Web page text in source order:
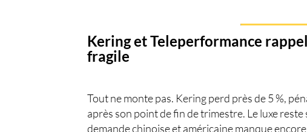
Kering et Teleperformance
fragile
Tout ne monte pas. Keringperd près de 5 %,
après son point de fin de trimestre. Le luxe
demande chinoise et américaine manque